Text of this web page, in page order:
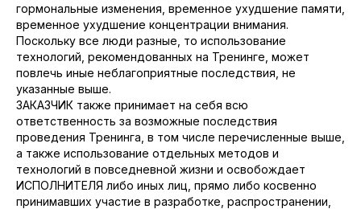
гормональные изменения, временное ухудшение памяти,
временное ухудшение концентрации внимания.
Поскольку все люди разные, то использование
технологий, рекомендованных на Тренинге, может
повлечь иные неблагоприятные последствия, не
указанные выше.
ЗАКАЗЧИК также принимает на себя всю
ответственность за возможные последствия
проведения Тренинга, в том числе перечисленные выше,
а также использование отдельных методов и
технологий в повседневной жизни и освобождает
ИСПОЛНИТЕЛЯ либо иных лиц, прямо либо косвенно
принимавших участие в разработке, распространении,